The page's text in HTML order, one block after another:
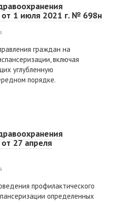
1 июля 2021 г. № 698н
граждан на
включая
углубленную
порядке.
27 апреля
профилактического
определенных